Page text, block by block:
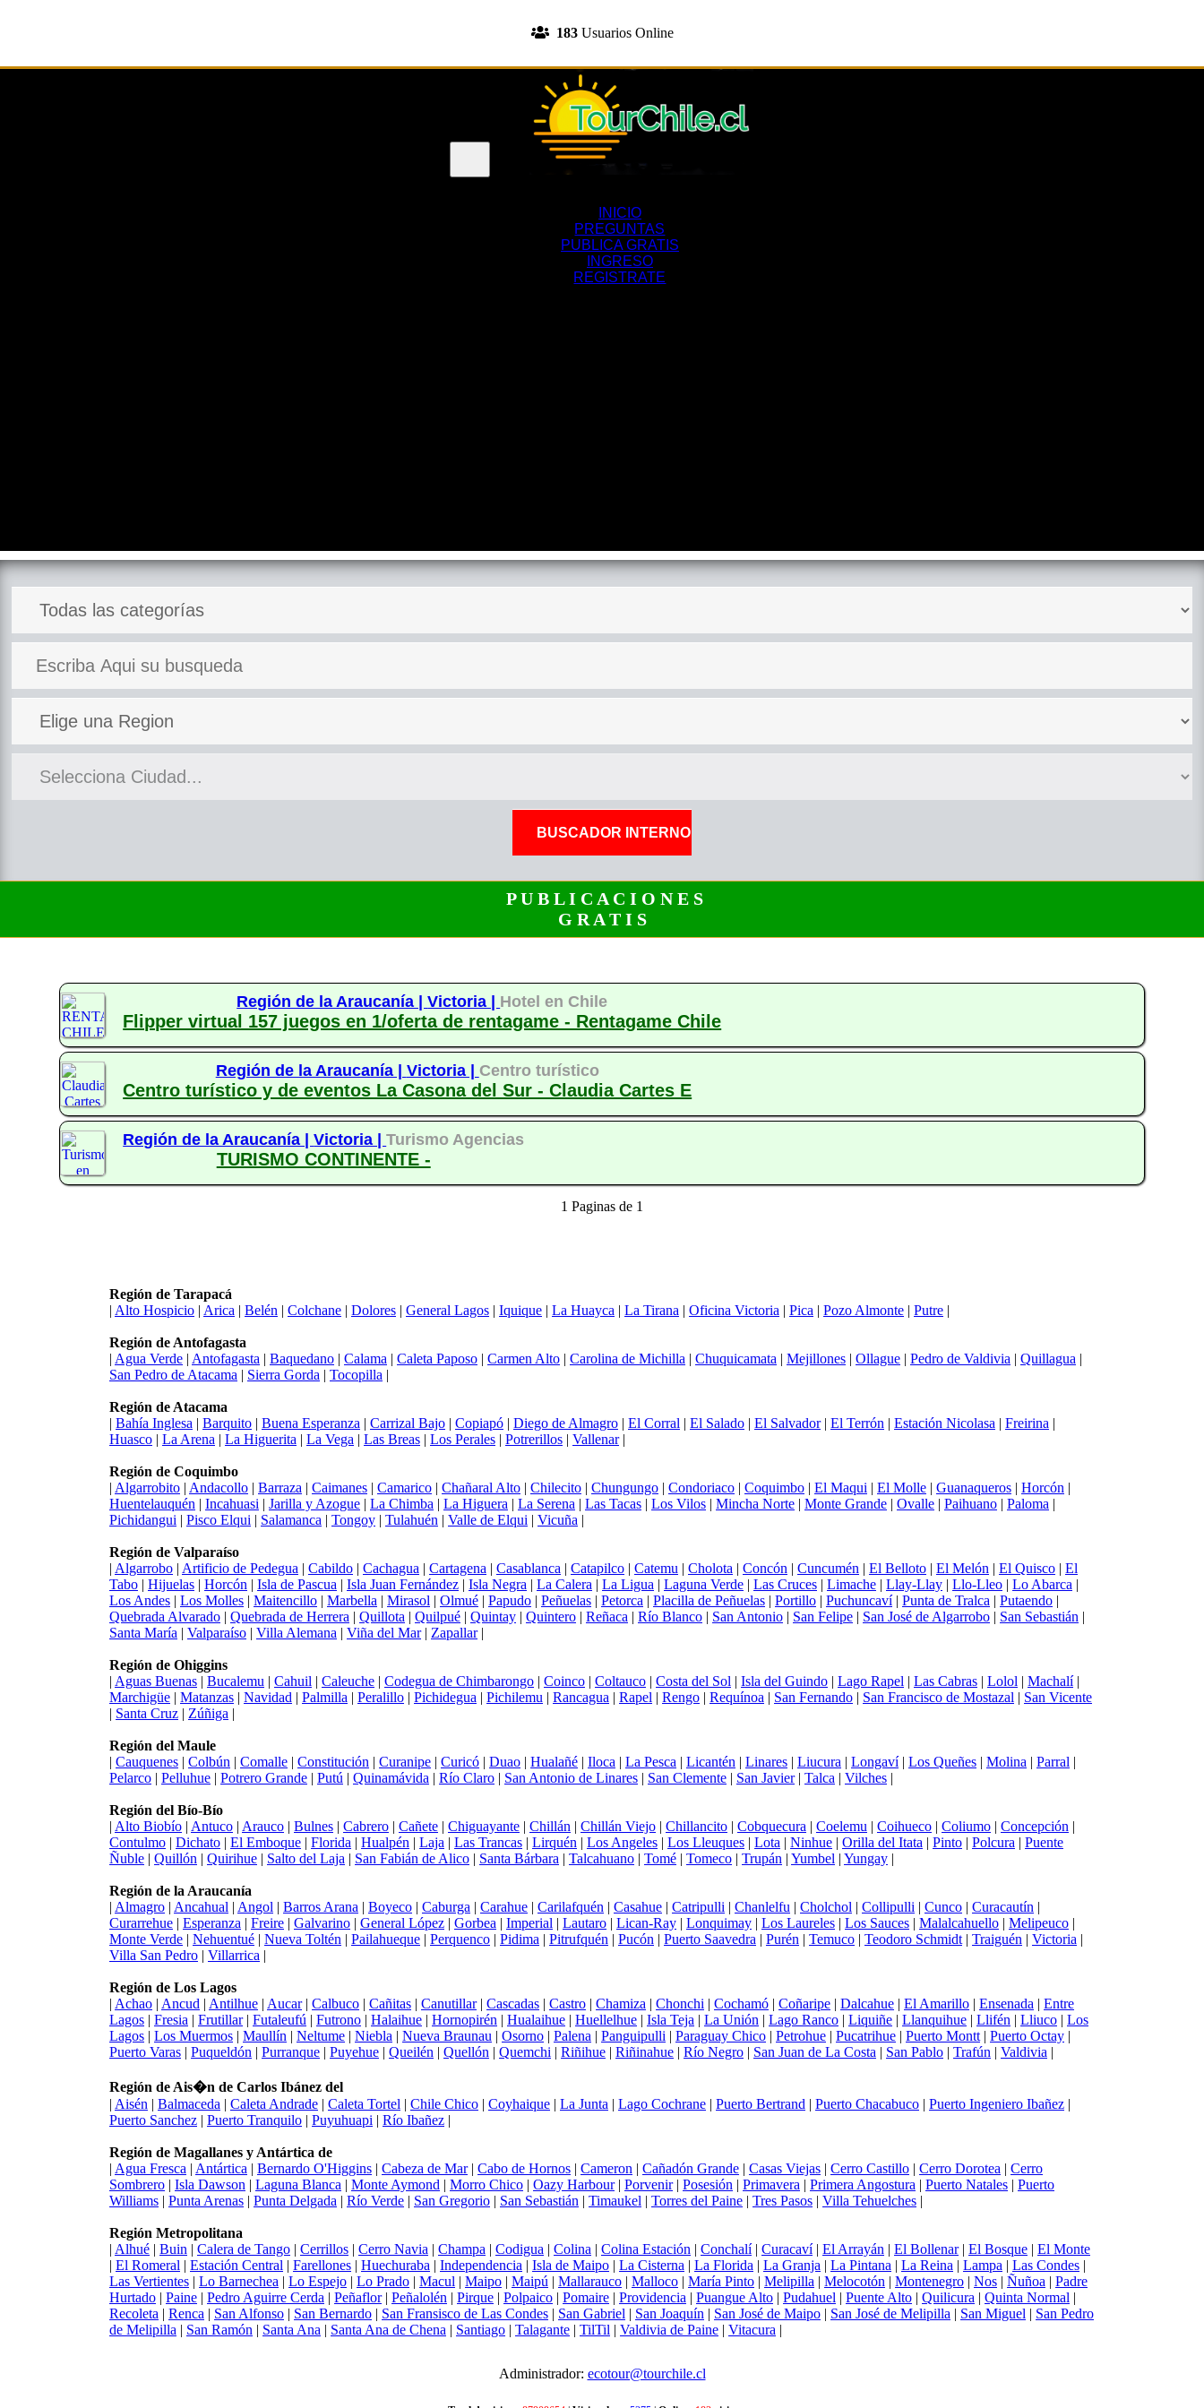
183Usuarios Online
INICIO
PREGUNTAS
PUBLICA GRATIS
INGRESO
REGISTRATE
P U B L I C A C I O N E S
G R A T I S
Región de la Araucanía |Victoria | Hotel en Chile
Flipper virtual 157 juegos en 1/oferta de rentagame - Rentagame Chile
Región de la Araucanía | Victoria | Centro turístico
Centro turístico y de eventos La Casona del Sur - Claudia Cartes E
Región de la Araucanía |Victoria |Turismo Agencias
TURISMO CONTINENTE -
1 Paginas de 1
Región de Tarapacá
| Alto Hospicio | Arica | Belén | Colchane | Dolores | General Lagos | Iquique | La Huayca | La Tirana | Oficina Victoria | Pica | Pozo Almonte | Putre |
Región de Antofagasta
| Agua Verde | Antofagasta | Baquedano | Calama | Caleta Paposo | Carmen Alto | Carolina de Michilla | Chuquicamata | Mejillones | Ollague | Pedro de Valdivia | Quillagua |
San Pedro de Atacama | Sierra Gorda | Tocopilla |
Región de Atacama
| Bahía Inglesa | Barquito | Buena Esperanza | Carrizal Bajo | Copiapó | Diego de Almagro | El Corral | El Salado | El Salvador| El Terrón | Estación Nicolasa | Freirina |
Huasco | La Arena | La Higuerita | La Vega | Las Breas | Los Perales | Potrerillos | Vallenar|
Región de Coquimbo
| Algarrobito | Andacollo | Barraza | Caimanes | Camarico | Chañaral Alto | Chilecito | Chungungo | Condoriaco | Coquimbo | El Maqui | El Molle | Guanaqueros | Horcón |
Huentelauquén | Incahuasi | Jarilla y Azogue | La Chimba | La Higuera | La Serena | Las Tacas | Los Vilos | Mincha Norte | Monte Grande | Ovalle | Paihuano | Paloma |
Pichidangui | Pisco Elqui | Salamanca | Tongoy | Tulahuén | Valle de Elqui | Vicuña |
Región de Valparaíso
| Algarrobo | Artificio de Pedegua | Cabildo | Cachagua | Cartagena | Casablanca | Catapilco | Catemu | Cholota | Concón | Cuncumén | El Belloto | El Melón | El Quisco | El
Tabo | Hijuelas | Horcón | Isla de Pascua | Isla Juan Fernández | Isla Negra | La Calera | La Ligua | Laguna Verde | Las Cruces | Limache | Llay-Llay | Llo-Lleo | Lo Abarca |
Los Andes | Los Molles | Maitencillo | Marbella | Mirasol | Olmué | Papudo | Peñuelas | Petorca | Placilla de Peñuelas | Portillo | Puchuncaví| Punta de Tralca | Putaendo |
Quebrada Alvarado | Quebrada de Herrera | Quillota | Quilpué | Quintay | Quintero | Reñaca | Río Blanco | San Antonio | San Felipe | San José de Algarrobo | San Sebastián |
Santa María | Valparaíso | Villa Alemana | Viña del Mar| Zapallar|
Región de Ohiggins
| Aguas Buenas | Bucalemu | Cahuil | Caleuche | Codegua de Chimbarongo | Coinco | Coltauco | Costa del Sol | Isla del Guindo | Lago Rapel | Las Cabras | Lolol | Machalí|
Marchigüe | Matanzas | Navidad | Palmilla | Peralillo | Pichidegua | Pichilemu | Rancagua | Rapel | Rengo | Requínoa | San Fernando | San Francisco de Mostazal | San Vicente
| Santa Cruz | Zúñiga |
Región del Maule
| Cauquenes | Colbún | Comalle | Constitución | Curanipe | Curicó | Duao | Hualañé | Iloca | La Pesca | Licantén | Linares | Liucura | Longaví| Los Queñes | Molina | Parral |
Pelarco | Pelluhue | Potrero Grande | Putú | Quinamávida | Río Claro | San Antonio de Linares | San Clemente | San Javier| Talca | Vilches |
Región del Bío-Bío
| Alto Biobío | Antuco | Arauco | Bulnes | Cabrero | Cañete | Chiguayante | Chillán | Chillán Viejo | Chillancito | Cobquecura | Coelemu | Coihueco | Coliumo | Concepción |
Contulmo | Dichato | El Emboque | Florida | Hualpén | Laja | Las Trancas | Lirquén | Los Angeles | Los Lleuques | Lota | Ninhue | Orilla del Itata | Pinto | Polcura | Puente
Ñuble | Quillón | Quirihue | Salto del Laja | San Fabián de Alico | Santa Bárbara | Talcahuano | Tomé | Tomeco | Trupán | Yumbel | Yungay |
Región de la Araucanía
| Almagro | Ancahual | Angol | Barros Arana | Boyeco | Caburga | Carahue | Carilafquén | Casahue | Catripulli | Chanlelfu | Cholchol | Collipulli | Cunco | Curacautín |
Curarrehue | Esperanza | Freire | Galvarino | General López | Gorbea | Imperial | Lautaro | Lican-Ray | Lonquimay | Los Laureles | Los Sauces | Malalcahuello | Melipeuco |
Monte Verde | Nehuentué | Nueva Toltén | Pailahueque | Perquenco | Pidima | Pitrufquén | Pucón | Puerto Saavedra | Purén | Temuco | Teodoro Schmidt | Traiguén | Victoria |
Villa San Pedro | Villarrica |
Región de Los Lagos
| Achao | Ancud | Antilhue | Aucar| Calbuco | Cañitas | Canutillar| Cascadas | Castro | Chamiza | Chonchi | Cochamó | Coñaripe | Dalcahue | El Amarillo | Ensenada | Entre
Lagos | Fresia | Frutillar| Futaleufú | Futrono | Halaihue | Hornopirén | Hualaihue | Huellelhue | Isla Teja | La Unión | Lago Ranco | Liquiñe | Llanquihue | Llifén | Lliuco | Los
Lagos | Los Muermos | Maullín | Neltume | Niebla | Nueva Braunau | Osorno | Palena | Panguipulli | Paraguay Chico | Petrohue | Pucatrihue | Puerto Montt | Puerto Octay |
Puerto Varas | Puqueldón | Purranque | Puyehue | Queilén | Quellón | Quemchi | Riñihue | Riñinahue | Río Negro | San Juan de La Costa | San Pablo | Trafún | Valdivia |
Región de Ais�n de Carlos Ibánez del
| Aisén | Balmaceda | Caleta Andrade | Caleta Tortel | Chile Chico | Coyhaique | La Junta | Lago Cochrane | Puerto Bertrand | Puerto Chacabuco | Puerto Ingeniero Ibañez |
Puerto Sanchez | Puerto Tranquilo | Puyuhuapi | Río Ibañez |
Región de Magallanes y Antártica de
| Agua Fresca | Antártica | Bernardo O'Higgins | Cabeza de Mar| Cabo de Hornos | Cameron | Cañadón Grande | Casas Viejas | Cerro Castillo | Cerro Dorotea | Cerro
Sombrero | Isla Dawson | Laguna Blanca | Monte Aymond | Morro Chico | Oazy Harbour| Porvenir| Posesión | Primavera | Primera Angostura | Puerto Natales | Puerto
Williams | Punta Arenas | Punta Delgada | Río Verde | San Gregorio | San Sebastián | Timaukel | Torres del Paine | Tres Pasos | Villa Tehuelches |
Región Metropolitana
| Alhué | Buin | Calera de Tango | Cerrillos | Cerro Navia | Champa | Codigua | Colina | Colina Estación | Conchalí| Curacaví| El Arrayán | El Bollenar| El Bosque | El Monte
| El Romeral | Estación Central | Farellones | Huechuraba | Independencia | Isla de Maipo | La Cisterna | La Florida | La Granja | La Pintana | La Reina | Lampa | Las Condes |
Las Vertientes | Lo Barnechea | Lo Espejo | Lo Prado | Macul | Maipo | Maipú | Mallarauco | Malloco | María Pinto | Melipilla | Melocotón | Montenegro | Nos | Ñuñoa | Padre
Hurtado | Paine | Pedro Aguirre Cerda | Peñaflor| Peñalolén | Pirque | Polpaico | Pomaire | Providencia | Puangue Alto | Pudahuel | Puente Alto | Quilicura | Quinta Normal |
Recoleta | Renca | San Alfonso | San Bernardo | San Fransisco de Las Condes | San Gabriel | San Joaquín | San José de Maipo | San José de Melipilla | San Miguel | San Pedro
de Melipilla | San Ramón | Santa Ana | Santa Ana de Chena | Santiago | Talagante | TilTil | Valdivia de Paine | Vitacura |
Administrador: ecotour@tourchile.cl